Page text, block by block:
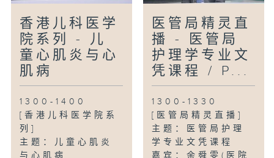
香港儿科医学
院系列 - 儿
童心肌炎与心
肌病
1300-1400
[香港儿科医学院系
列]
主题：儿童心肌炎
与心肌病
医管局精灵直
播 - 医管局
护理学专业文
凭课程 / P...
1300-1330
[医管局精灵直播]
主题：医管局护理
学专业文凭课程
嘉宾：余舜雯(医院